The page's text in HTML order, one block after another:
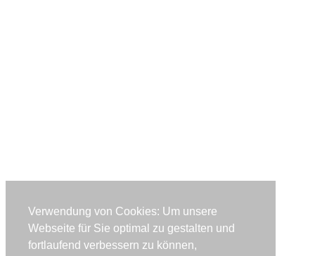
Verwendung von Cookies: Um unsere
Webseite für Sie optimal zu gestalten und
fortlaufend verbessern zu können,